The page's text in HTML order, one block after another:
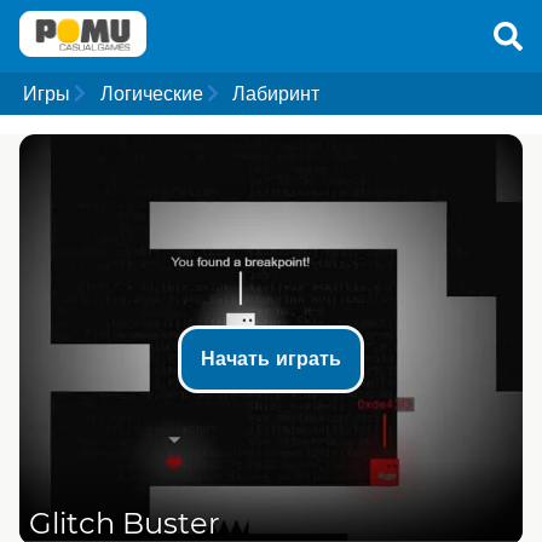
Игры Логические Лабиринт
Начать играть
Glitch Buster